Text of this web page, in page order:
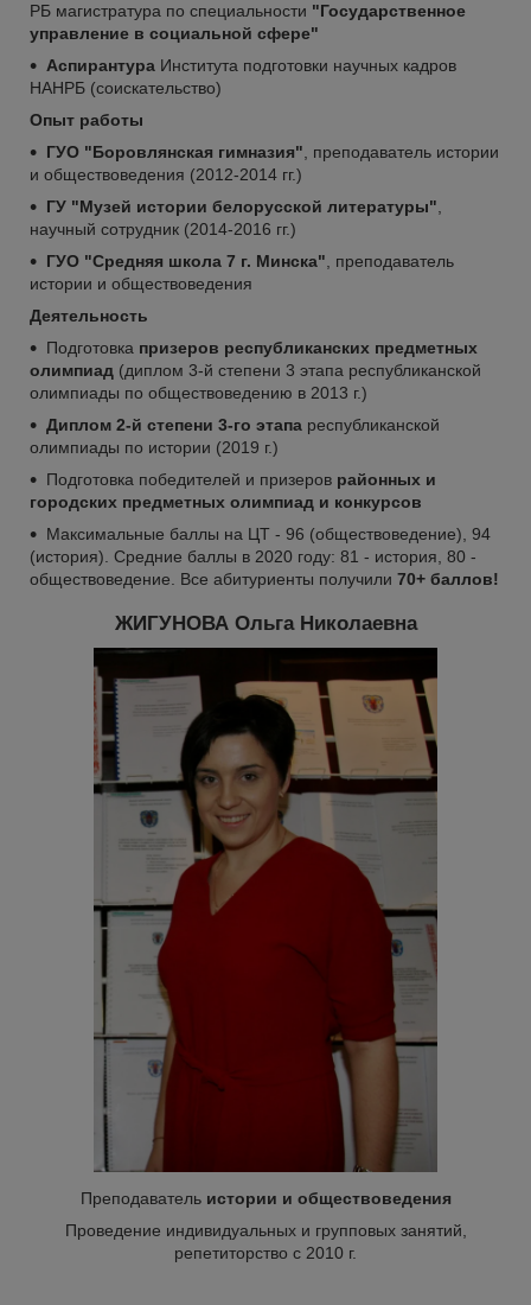
РБ магистратура по специальности "Государственное
управление в социальной сфере"
Аспирантура Института подготовки научных кадров
НАНРБ (соискательство)
Опыт работы
ГУО "Боровлянская гимназия", преподаватель истории
и обществоведения (2012-2014 гг.)
ГУ "Музей истории белорусской литературы",
научный сотрудник (2014-2016 гг.)
ГУО "Средняя школа 7 г. Минска", преподаватель
истории и обществоведения
Деятельность
Подготовка призеров республиканских предметных
олимпиад (диплом 3-й степени 3 этапа республиканской
олимпиады по обществоведению в 2013 г.)
Диплом 2-й степени 3-го этапа республиканской
олимпиады по истории (2019 г.)
Подготовка победителей и призеров районных и
городских предметных олимпиад и конкурсов
Максимальные баллы на ЦТ - 96 (обществоведение), 94
(история). Средние баллы в 2020 году: 81 - история, 80 -
обществоведение. Все абитуриенты получили 70+ баллов!
ЖИГУНОВА Ольга Николаевна
Преподаватель истории и обществоведения
Проведение индивидуальных и групповых занятий,
репетиторство с 2010 г.